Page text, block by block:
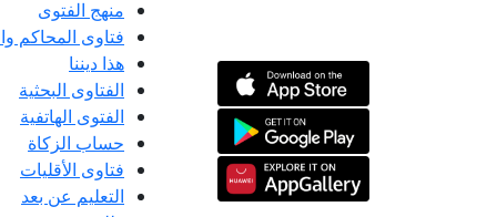
منهج الفتوى
فتاوى المحاكم
هذا ديننا
الفتاوى البحثية
الفتوى الهاتفية
حساب الزكاة
فتاوى الأقليات
التعليم عن بعد